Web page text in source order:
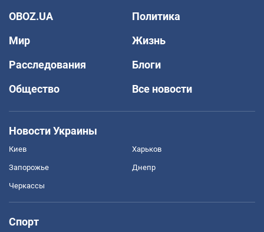
OBOZ.UA
Политика
Мир
Жизнь
Расследования
Блоги
Общество
Все новости
Новости Украины
Киев Харьков
Запорожье Днепр
Черкассы
Спорт